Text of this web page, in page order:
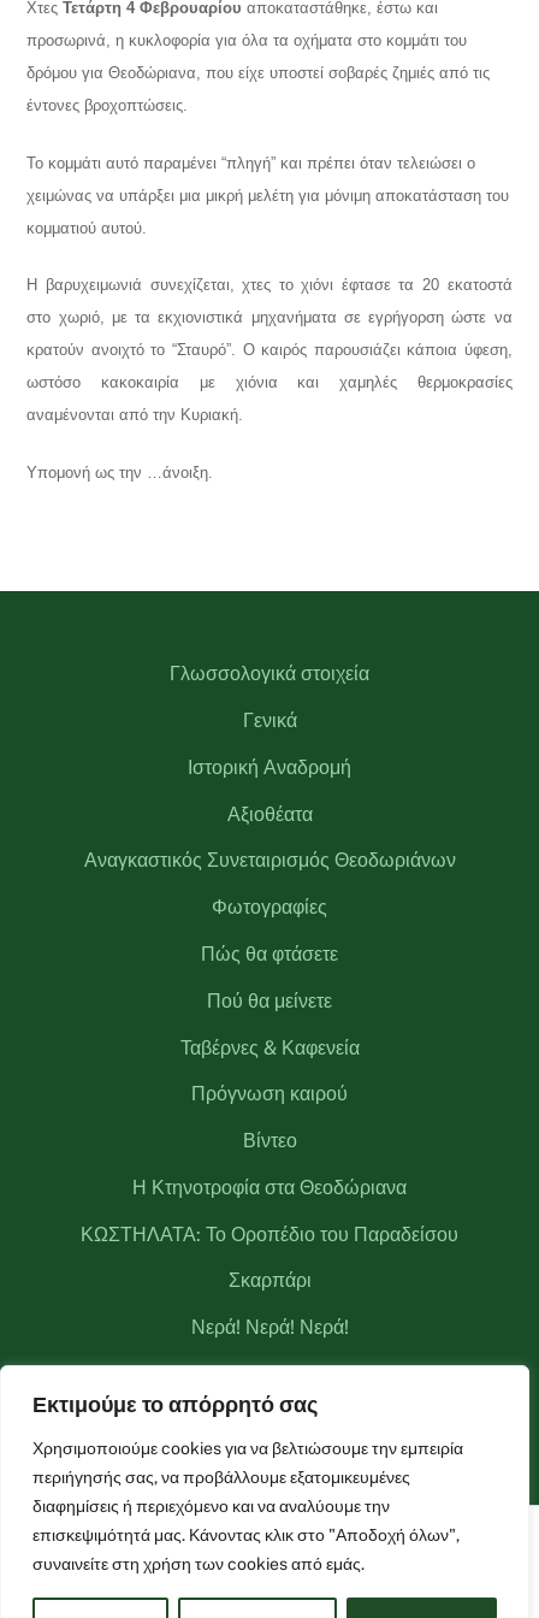
Εκτιμούμε το απόρρητό σας
Χρησιμοποιούμε cookies για να βελτιώσουμε την εμπειρία
περιήγησής σας, να προβάλλουμε εξατομικευμένες
διαφημίσεις ή περιεχόμενο και να αναλύουμε την
επισκεψιμότητά μας. Κάνοντας κλικ στο "Αποδοχή όλων",
συναινείτε στη χρήση των cookies από εμάς.
ΧτεςΤετάρτη 4 Φεβρουαρίου αποκαταστάθηκε, έστω και
προσωρινά, η κυκλοφορία για όλα τα οχήματα στο κομμάτι του
δρόμου για Θεοδώριανα, που είχε υποστεί σοβαρές ζημιές από τις
έντονες βροχοπτώσεις.
Το κομμάτι αυτό παραμένει “πληγή” και πρέπει όταν τελειώσει ο
χειμώνας να υπάρξει μια μικρή μελέτη για μόνιμη αποκατάσταση του
κομματιού αυτού.
Η βαρυχειμωνιά συνεχίζεται, χτες το χιόνι έφτασε τα 20 εκατοστά
στο χωριό, με τα εκχιονιστικά μηχανήματα σε εγρήγορση ώστε να
κρατούν ανοιχτό το “Σταυρό”. Ο καιρός παρουσιάζει κάποια ύφεση,
ωστόσο κακοκαιρία με χιόνια και χαμηλές θερμοκρασίες
αναμένονται από την Κυριακή.
Υπομονή ως την …άνοιξη.
Γλωσσολογικά στοιχεία
Γενικά
Ιστορική Αναδρομή
Αξιοθέατα
Αναγκαστικός Συνεταιρισμός Θεοδωριάνων
Φωτογραφίες
Πώς θα φτάσετε
Πού θα μείνετε
Ταβέρνες & Καφενεία
Πρόγνωση καιρού
Βίντεο
Η Κτηνοτροφία στα Θεοδώριανα
ΚΩΣΤΗΛΑΤΑ: Το Οροπέδιο του Παραδείσου
Σκαρπάρι
Νερά! Νερά! Νερά!
Μετεωρολογικός σταθμός Θεοδωριάνων
Facebook Live Camera